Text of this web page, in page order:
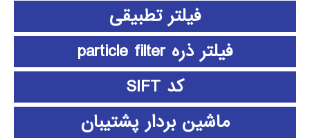
فیلتر تطبیقی
فیلتر ذره particle filter
کد SIFT
ماشین بردار پشتیبان